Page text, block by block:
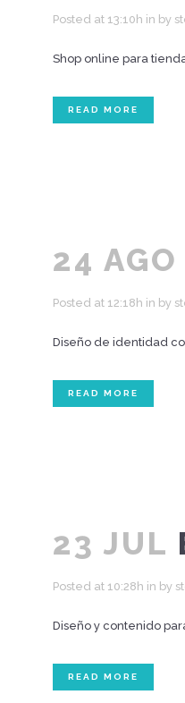
Posted at 13:10h in by
Shop online para
READ MORE
24 AGO
Posted at 12:18h in by
Diseño de identidad
READ MORE
23 JUL
Posted at 10:28h in by
Diseño y contenido
READ MORE